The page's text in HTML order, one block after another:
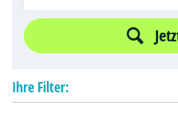
Ihre Filter: